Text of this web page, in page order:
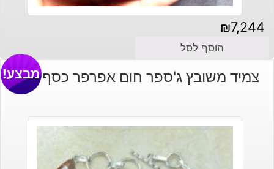
₪7,244
הוסף לסל
צמיד משובץ ג'ספר חום אפרפר כסף 925מבצע!